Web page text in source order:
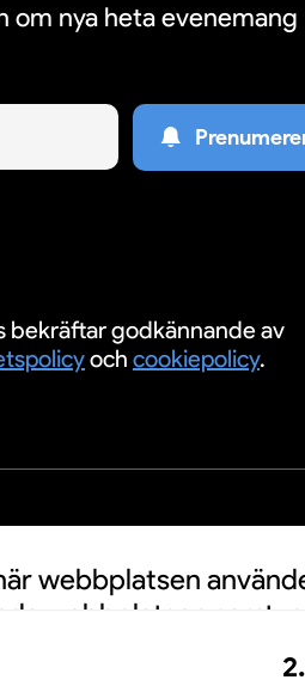
om nya heta evenemang
bekräftar godkännande av
och cookiepolicy.
webbplatsen
webbplatsen
och att dina